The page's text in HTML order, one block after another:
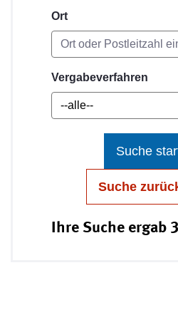
Ort
Vergabeverfahren
Suche
Suche
Ihre Suche ergab